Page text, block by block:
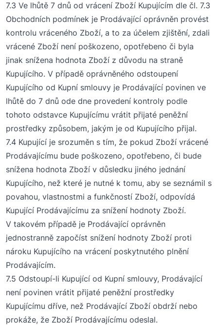
7.3 Ve lhůtě 7 dnů od vrácení Zboží Kupujícím dle čl. 7.3
Obchodních podmínek je Prodávající oprávněn provést
kontrolu vráceného Zboží, a to za účelem zjištění, zdali
vrácené Zboží není poškozeno, opotřebeno či byla
jinak snížena hodnota Zboží z důvodu na straně
Kupujícího. V případě oprávněného odstoupení
Kupujícího od Kupní smlouvy je Prodávající povinen ve
lhůtě do 7 dnů ode dne provedení kontroly podle
tohoto odstavce Kupujícímu vrátit přijaté peněžní
prostředky způsobem, jakým je od Kupujícího přijal.
7.4 Kupující je srozuměn s tím, že pokud Zboží vrácené
Prodávajícímu bude poškozeno, opotřebeno, či bude
snížena hodnota Zboží v důsledku jiného jednání
Kupujícího, než které je nutné k tomu, aby se seznámil s
povahou, vlastnostmi a funkčností Zboží, odpovídá
Kupující Prodávajícímu za snížení hodnoty Zboží.
V takovém případě je Prodávající oprávněn
jednostranně započíst snížení hodnoty Zboží proti
nároku Kupujícího na vrácení poskytnutého plnění
Prodávajícím.
7.5 Odstoupí-li Kupující od Kupní smlouvy, Prodávající
není povinen vrátit přijaté peněžní prostředky
Kupujícímu dříve, než Prodávající Zboží obdrží nebo
prokáže, že Zboží Prodávajícímu odeslal.